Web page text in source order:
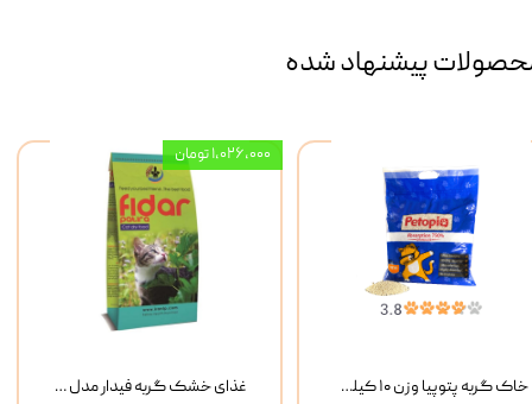
پیشنهاد شده
غذای خشک گربه فیدار مدل Adult وزن 10 کیلوگرم
۱,۰۲۶,۰۰۰ تومان
خاک گربه پتوپیا وزن ۱۰ کیلوگرم